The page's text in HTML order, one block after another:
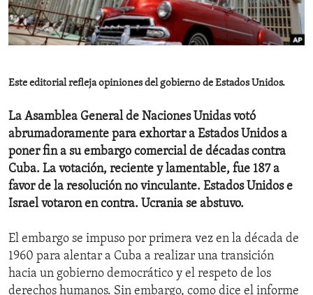
ENVIRONMENT AND HEALTH
IDEALS AND INSTITUTIONS
Este editorial refleja opiniones del gobierno de Estados Unidos.
La Asamblea General de Naciones Unidas votó
abrumadoramente para exhortar a Estados Unidos a
poner fin a su embargo comercial de décadas contra
Cuba. La votación, reciente y lamentable, fue 187 a
favor de la resolución no vinculante. Estados Unidos e
Israel votaron en contra. Ucrania se abstuvo.
El embargo se impuso por primera vez en la década de
1960 para alentar a Cuba a realizar una transición
hacia un gobierno democrático y el respeto de los
derechos humanos. Sin embargo, como dice el informe